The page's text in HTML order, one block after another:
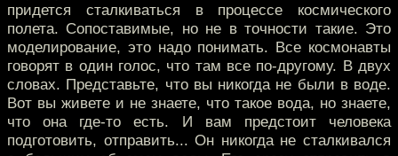
придется сталкиваться в процессе космического
полета. Сопоставимые, но не в точности такие. Это
моделирование, это надо понимать. Все космонавты
говорят в один голос, что там все по-другому. В двух
словах. Представьте, что вы никогда не были в воде.
Вот вы живете и не знаете, что такое вода, но знаете,
что она где-то есть. И вам предстоит человека
подготовить, отправить... Он никогда не сталкивался